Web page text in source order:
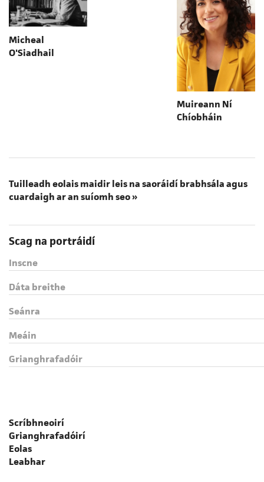
Micheal
O'Siadhail
Muireann Ní
Chíobháin
Tuilleadh eolais maidir leis na saoráidí brabhsála agus
cuardaigh ar an suíomh seo »
Scag na portráidí
Inscne
Dáta breithe
Seánra
Meáin
Grianghrafadóir
Scríbhneoirí
Grianghrafadóirí
Eolas
Leabhar